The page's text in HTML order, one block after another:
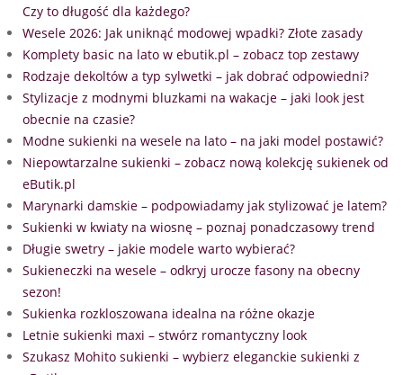
Czy to długość dla każdego?
Wesele 2026: Jak uniknąć modowej wpadki? Złote zasady
Komplety basic na lato w ebutik.pl – zobacz top zestawy
Rodzaje dekoltów a typ sylwetki – jak dobrać odpowiedni?
Stylizacje z modnymi bluzkami na wakacje – jaki look jest
obecnie na czasie?
Modne sukienki na wesele na lato – na jaki model postawić?
Niepowtarzalne sukienki – zobacz nową kolekcję sukienek od
eButik.pl
Marynarki damskie – podpowiadamy jak stylizować je latem?
Sukienki w kwiaty na wiosnę – poznaj ponadczasowy trend
Długie swetry – jakie modele warto wybierać?
Sukieneczki na wesele – odkryj urocze fasony na obecny
sezon!
Sukienka rozkloszowana idealna na różne okazje
Letnie sukienki maxi – stwórz romantyczny look
Szukasz Mohito sukienki – wybierz eleganckie sukienki z